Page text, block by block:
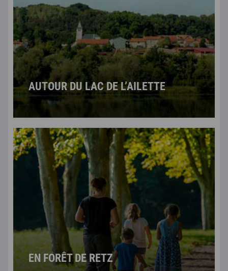
AUTOUR DU LAC DE L’AILETTE
EN FORÊT DE RETZ